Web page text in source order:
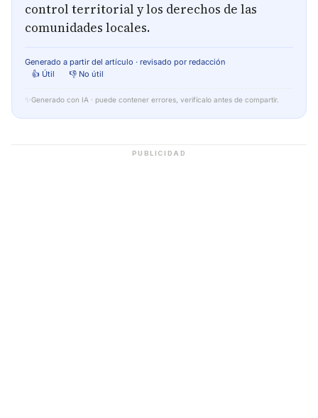
control territorial y los derechos de las
comunidades locales.
Generado a partir del artículo · revisado por redacción
👍 Útil
👎 No útil
✨ Generado con IA · puede contener errores, verifícalo antes de compartir.
PUBLICIDAD